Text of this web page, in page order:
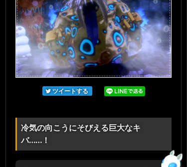
ツイートする
冷気の向こうにそびえる巨大なキ
バ……！